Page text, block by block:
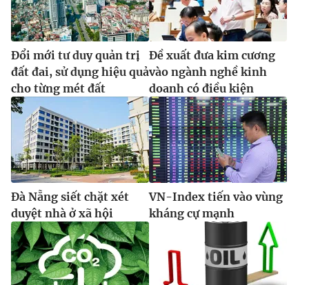
Đổi mới tư duy quản trị
đất đai, sử dụng hiệu quả
cho từng mét đất
Đề xuất đưa kim cương
vào ngành nghề kinh
doanh có điều kiện
Đà Nẵng siết chặt xét
duyệt nhà ở xã hội
VN-Index tiến vào vùng
kháng cự mạnh